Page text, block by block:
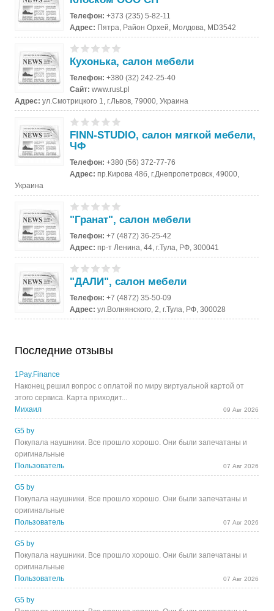
Телефон:+373 (235) 5-82-11
Адрес: Пятра, Район Орхей, Молдова, MD3542
Кухонька, салон мебели
Телефон:+380 (32) 242-25-40
Сайт:www.rust.pl
Адрес:ул.Смотрицкого 1, г.Львов, 79000, Украина
FINN-STUDIO, салон мягкой мебели,
ЧФ
Телефон:+380 (56) 372-77-76
Адрес:пр.Кирова 48б, г.Днепропетровск, 49000,
Украина
"Гранат", салон мебели
Телефон:+7 (4872) 36-25-42
Адрес:пр-т Ленина, 44, г.Тула, РФ, 300041
"ДАЛИ", салон мебели
Телефон:+7 (4872) 35-50-09
Адрес:ул.Волнянского, 2, г.Тула, РФ, 300028
Последние отзывы
1Pay.Finance
Наконец решил вопрос с оплатой по миру виртуальной картой от
этого сервиса. Карта приходит...
Михаил
09 Авг 2026
G5 by
Покупала наушники. Все прошло хорошо. Они были запечатаны и
оригинальные
Пользователь
07 Авг 2026
G5 by
Покупала наушники. Все прошло хорошо. Они были запечатаны и
оригинальные
Пользователь
07 Авг 2026
G5 by
Покупала наушники. Все прошло хорошо. Они были запечатаны и
оригинальные
Пользователь
07 Авг 2026
G5 by